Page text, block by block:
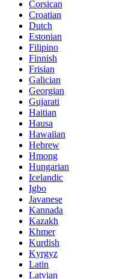
Corsican
Croatian
Dutch
Estonian
Filipino
Finnish
Frisian
Galician
Georgian
Gujarati
Haitian
Hausa
Hawaiian
Hebrew
Hmong
Hungarian
Icelandic
Igbo
Javanese
Kannada
Kazakh
Khmer
Kurdish
Kyrgyz
Latin
Latvian